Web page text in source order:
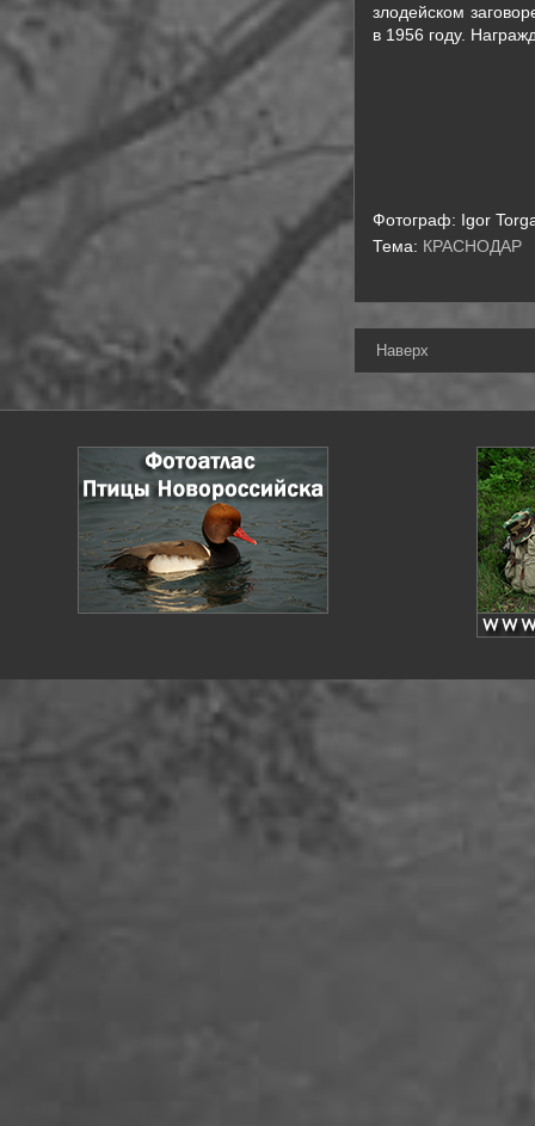
злодейском
в 1956 году.
Фотограф: Igor
Тема: КРАСНОДАР
Наверх